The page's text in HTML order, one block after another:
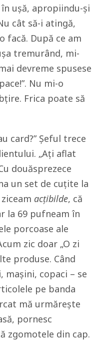
ușă, apropiindu-și
cât să-i atingă,
facă. După ce am
tremurând, mi-
devreme spusese
Nu mi-o
Frica poate să
card?” Șeful trece
„Ați aflat
douăsprezece
un set de cuțite la
acțibilde, că
la 69 pufneam în
porcoase ale
zic doar „O zi
produse. Când
mașini, copaci – se
pe banda
mă urmărește
pornesc
zgomotele din cap.